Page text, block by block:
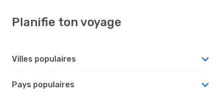
Planifie ton voyage
Villes populaires
Pays populaires